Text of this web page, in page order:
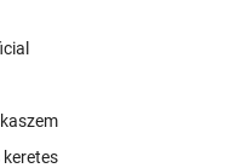
keretes